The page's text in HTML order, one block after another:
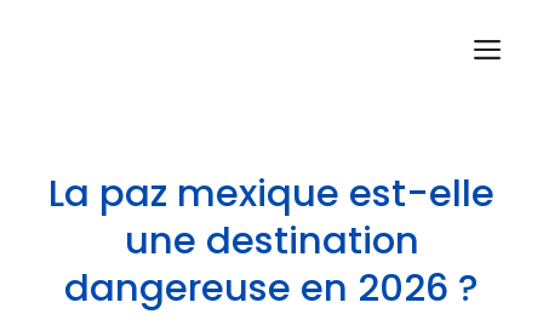
La paz mexique est-elle
une destination
dangereuse en 2026 ?